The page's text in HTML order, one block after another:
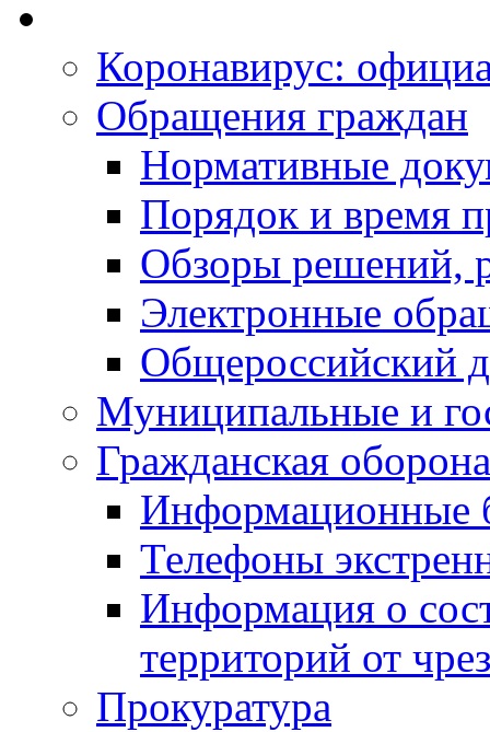
Коронавирус:
Обращения граждан
Нормативные
Порядок и время
Обзоры решений,
Электронные
Общероссийский
Муниципальные и
Гражданская
Информационные
Телефоны
Информация о
территорий от
Прокуратура